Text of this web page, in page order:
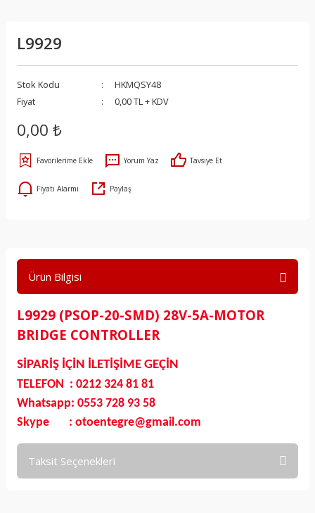
L9929
Stok Kodu
HKMQSY48
Fiyat
0,00 TL + KDV
0,00 ₺
Yorum Yaz Tavsiye Et
Fiyatı Alarmı Paylaş
Ürün Bilgisi
L9929 (PSOP-20-SMD) 28V-5A-MOTOR
BRIDGE CONTROLLER
SİPARİŞ İÇİN İLETİŞİME GEÇİN
TELEFON : 0212 324 81 81
Whatsapp: 0553 728 93 58
Skype : otoentegre@gmail.com
Taksit Seçenekleri